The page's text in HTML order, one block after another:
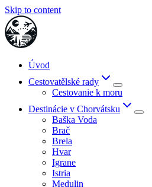
Skip to content
Úvod
Cestovatělské rady
Cestovanie k moru
Destinácie v Chorvátsku
Baška Voda
Brač
Brela
Hvar
Igrane
Istria
Medulin